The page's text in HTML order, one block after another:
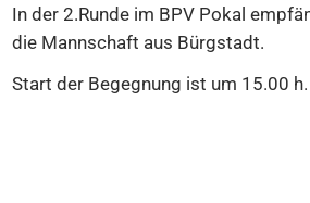
In der 2.Runde im BPV Pokal
die Mannschaft aus Bürgstadt.
Start der Begegnung ist um 15.00 h.